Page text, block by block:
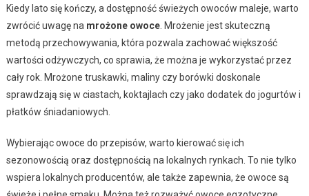
Kiedy lato się kończy, a dostępność świeżych owoców maleje, warto
zwrócić uwagę na mrożone owoce. Mrożenie jest skuteczną
metodą przechowywania, która pozwala zachować większość
wartości odżywczych, co sprawia, że można je wykorzystać przez
cały rok. Mrożone truskawki, maliny czy borówki doskonale
sprawdzają się w ciastach, koktajlach czy jako dodatek do jogurtów i
płatków śniadaniowych.
Wybierając owoce do przepisów, warto kierować się ich
sezonowością oraz dostępnością na lokalnych rynkach. To nie tylko
wspiera lokalnych producentów, ale także zapewnia, że owoce są